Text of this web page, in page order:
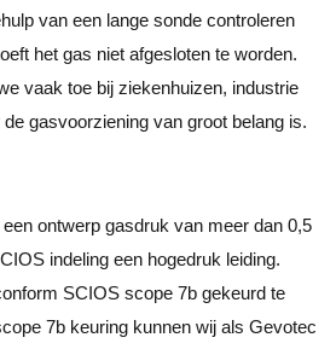
van een lange sonde controleren
het gas niet afgesloten te worden.
vaak toe bij ziekenhuizen, industrie
gasvoorziening van groot belang is.
ontwerp gasdruk van meer dan 0,5
indeling een hogedruk leiding.
SCIOS scope 7b gekeurd te
7b keuring kunnen wij als Gevotec